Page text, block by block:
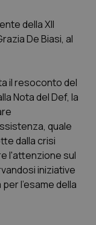
della XII
De Biasi, al
il resoconto del
Nota del Def, la
quale
dalla crisi
l'attenzione sul
iniziative
l'esame della